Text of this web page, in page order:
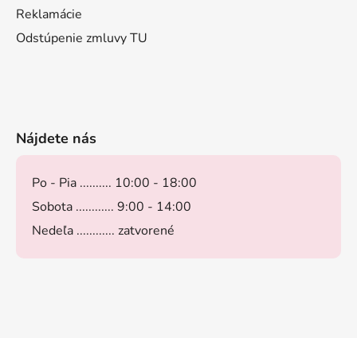
Reklamácie
Odstúpenie zmluvy TU
Nájdete nás
Po - Pia .......... 10:00 - 18:00
Sobota ............ 9:00 - 14:00
Nedeľa ............ zatvorené